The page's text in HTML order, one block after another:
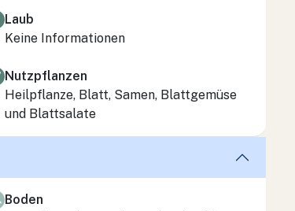
Laub
Keine Informationen
Nutzpflanzen
Heilpflanze, Blatt, Samen, Blattgemüse
und Blattsalate
Boden